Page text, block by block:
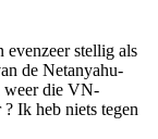
evenzeer stellig als
de Netanyahu-
weer die VN-
Ik heb niets tegen